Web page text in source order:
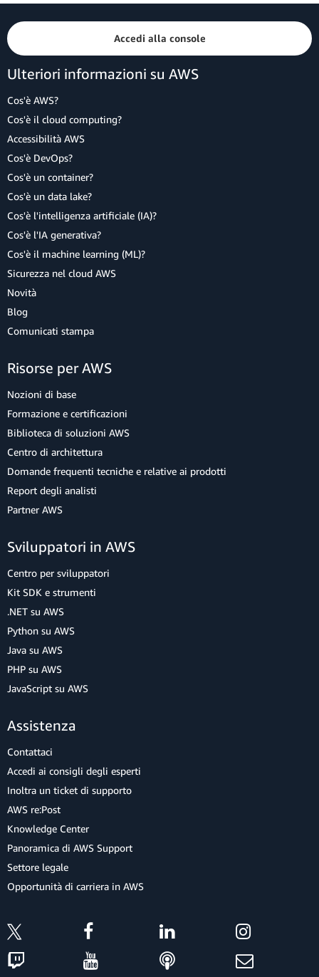
Accedi alla console
Ulteriori informazioni su AWS
Cos'è AWS?
Cos'è il cloud computing?
Accessibilità AWS
Cos'è DevOps?
Cos'è un container?
Cos'è un data lake?
Cos'è l'intelligenza artificiale (IA)?
Cos'è l'IA generativa?
Cos'è il machine learning (ML)?
Sicurezza nel cloud AWS
Novità
Blog
Comunicati stampa
Risorse per AWS
Nozioni di base
Formazione e certificazioni
Biblioteca di soluzioni AWS
Centro di architettura
Domande frequenti tecniche e relative ai prodotti
Report degli analisti
Partner AWS
Sviluppatori in AWS
Centro per sviluppatori
Kit SDK e strumenti
.NET su AWS
Python su AWS
Java su AWS
PHP su AWS
JavaScript su AWS
Assistenza
Contattaci
Accedi ai consigli degli esperti
Inoltra un ticket di supporto
AWS re:Post
Knowledge Center
Panoramica di AWS Support
Settore legale
Opportunità di carriera in AWS